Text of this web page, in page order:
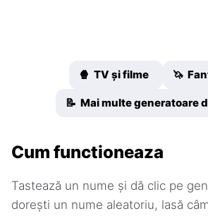
🍿 TV și filme 🦄
📝 Mai multe generatoare
Cum functioneaza
Tastează un nume și dă clic pe
dorești un nume aleatoriu, lasă